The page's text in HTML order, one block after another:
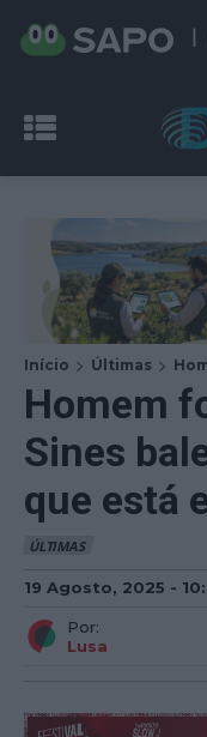
Início Últimas
Homem
Sines
que está
ÚLTIMAS
19 Agosto, 2025 -
Por:
Lusa